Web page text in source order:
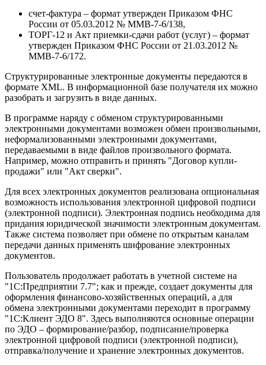
счет-фактура – формат утвержден Приказом ФНС
России от 05.03.2012 № ММВ-7-6/138,
ТОРГ-12 и Акт приемки-сдачи работ (услуг) – формат
утвержден Приказом ФНС России от 21.03.2012 №
ММВ-7-6/172.
Структурированные электронные документы передаются в
формате XML. В информационной базе получателя их можно
разобрать и загрузить в виде данных.
В программе наряду с обменом структурированными
электронными документами возможен обмен произвольными,
неформализованными электронными документами,
передаваемыми в виде файлов произвольного формата.
Например, можно отправить и принять "Договор купли-
продажи" или "Акт сверки".
Для всех электронных документов реализована опциональная
возможность использования электронной цифровой подписи
(электронной подписи). Электронная подпись необходима для
придания юридической значимости электронным документам.
Также система позволяет при обмене по открытым каналам
передачи данных применять шифрование электронных
документов.
Пользователь продолжает работать в учетной системе на
"1С:Предприятии 7.7"; как и прежде, создает документы для
оформления финансово-хозяйственных операций, а для
обмена электронными документами переходит в программу
"1С:Клиент ЭДО 8". Здесь выполняются основные операции
по ЭДО – формирование/разбор, подписание/проверка
электронной цифровой подписи (электронной подписи),
отправка/получение и хранение электронных документов.